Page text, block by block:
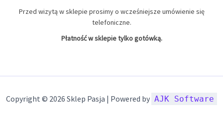
Przed wizytą w sklepie prosimy o wcześniejsze umówienie się
telefoniczne.
Płatność w sklepie tylko gotówką.
Copyright © 2026 Sklep Pasja | Powered by AJK Software